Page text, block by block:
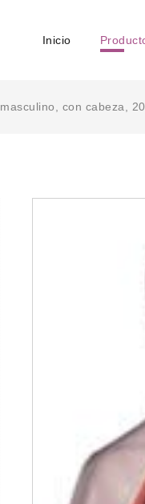
Inicio
con cabeza,